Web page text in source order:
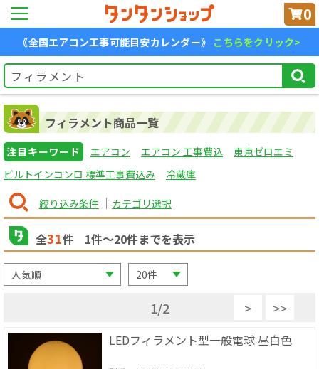
0
《全国エアコン工事可能目安カレンダー》 こちらをクリック>
フィラメント商品一覧
注目キーワード エアコン エアコン 工事費込
東京ゼロエミ
ビルトインコンロ 標準工事費込み
冷蔵庫
絞り込み条件 カテゴリ選択
全31件 1件〜20件までを表示
1/2 > >>
LEDフィラメント型一般電球 昼白色